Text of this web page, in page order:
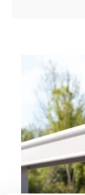
Notre
gamme